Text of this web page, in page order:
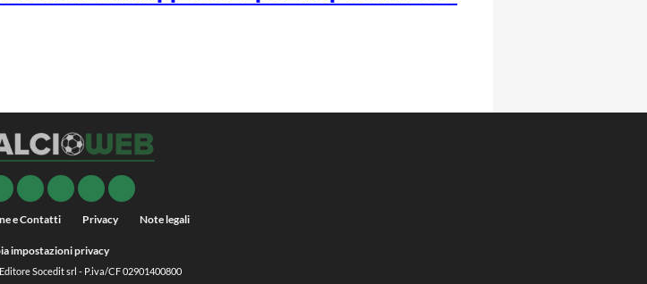
e Contatti Privacy Note legali
impostazioni privacy
Socedit srl - P.iva/CF 02901400800